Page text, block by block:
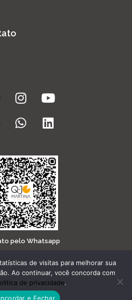
Instagram
Youtube
Whatsapp
Linkedin
pelo Whatsapp
– Todos os Direitos Reservados |
porWiaWeb
de visitas para melhorar sua
Ao continuar, você concorda com
de privacidade.
e Fechar